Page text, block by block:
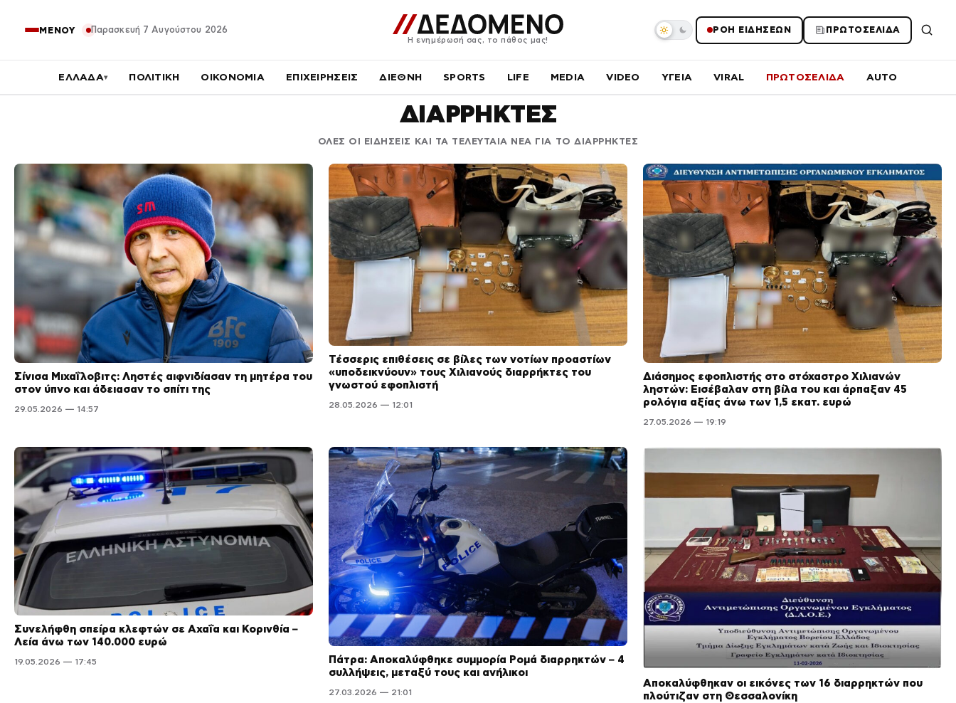
ΜΕΝΟΥ Παρασκευή 7 Αυγούστου 2026
Η ενημέρωσή σας, το πάθος μας!
ΡΟΗ ΕΙΔΗΣΕΩΝ ΠΡΩΤΟΣΕΛΙΔΑ
ΕΛΛΑΔΑ▾ ΠΟΛΙΤΙΚΗ ΟΙΚΟΝΟΜΙΑ ΕΠΙΧΕΙΡΗΣΕΙΣ ΔΙΕΘΝΗ SPORTS LIFE MEDIA VIDEO ΥΓΕΙΑ VIRAL ΠΡΩΤΟΣΕΛΙΔΑ AUTO
ΔΙΑΡΡΗΚΤΕΣ
ΟΛΕΣ ΟΙ ΕΙΔΗΣΕΙΣ ΚΑΙ ΤΑ ΤΕΛΕΥΤΑΙΑ ΝΕΑ ΓΙΑ ΤΟ ΔΙΑΡΡΗΚΤΕΣ
Σίνισα Μιχαΐλοβιτς: Ληστές αιφνιδίασαν τη μητέρα του
στον ύπνο και άδειασαν το σπίτι της
29.05.2026 — 14:57
Τέσσερις επιθέσεις σε βίλες των νοτίων προαστίων
«υποδεικνύουν» τους Χιλιανούς διαρρήκτες του
γνωστού εφοπλιστή
28.05.2026 — 12:01
Διάσημος εφοπλιστής στο στόχαστρο Χιλιανών
ληστών: Εισέβαλαν στη βίλα του και άρπαξαν 45
ρολόγια αξίας άνω των 1,5 εκατ. ευρώ
27.05.2026 — 19:19
Συνελήφθη σπείρα κλεφτών σε Αχαΐα και Κορινθία –
Λεία άνω των 140.000 ευρώ
19.05.2026 — 17:45
Πάτρα: Αποκαλύφθηκε συμμορία Ρομά διαρρηκτών – 4
συλλήψεις, μεταξύ τους και ανήλικοι
27.03.2026 — 21:01
Αποκαλύφθηκαν οι εικόνες των 16 διαρρηκτών που
πλούτιζαν στη Θεσσαλονίκη